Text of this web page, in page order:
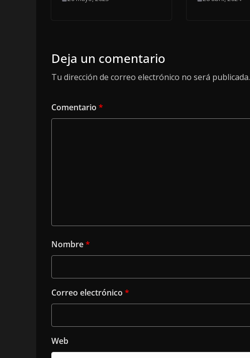
Deja un comentario
Tu dirección de correo electrónico no será publicada.
Comentario *
Nombre*
Correo electrónico *
Web